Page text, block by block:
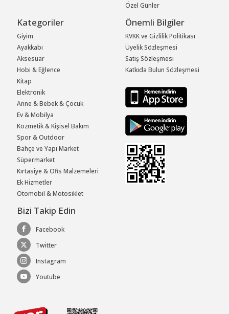
Özel Günler
Kategoriler
Giyim
Ayakkabı
Aksesuar
Hobi & Eğlence
Kitap
Elektronik
Anne & Bebek & Çocuk
Ev & Mobilya
Kozmetik & Kişisel Bakım
Spor & Outdoor
Bahçe ve Yapı Market
Süpermarket
Kırtasiye & Ofis Malzemeleri
Ek Hizmetler
Otomobil & Motosiklet
Önemli Bilgiler
KVKK ve Gizlilik Politikası
Üyelik Sözleşmesi
Satış Sözleşmesi
Katkıda Bulun Sözleşmesi
Bizi Takip Edin
Facebook
Twitter
Instagram
Youtube